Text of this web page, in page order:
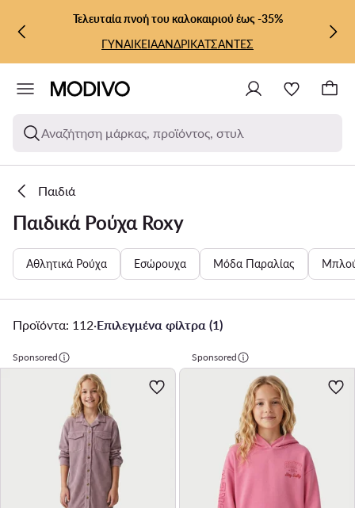
ΜΕΤΆΒΑΣΗ ΣΤΟ ΚΎΡΙΟ ΠΕΡΙΕΧΌΜΕΝΟ
ΜΕΤΆΒΑΣΗ ΣΤΗΝ ΑΝΑΖΉΤΗΣΗ
Τελευταία πνοή του καλοκαιριού έως -35%
ΓΥΝΑΙΚΕΙΑΑΝΔΡΙΚΑΤΣΑΝΤΕΣ
Αναζήτηση μάρκας, προϊόντος, στυλ
Παιδιά
Παιδικά Ρούχα Roxy
Αθλητικά Ρούχα Εσώρουχα Μόδα Παραλίας
Προϊόντα: 112·Επιλεγμένα φίλτρα (1)
Sponsored Sponsored